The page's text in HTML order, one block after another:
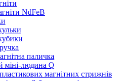
NdFeB
паличка
міні-людина Q
магнітних стрижнів